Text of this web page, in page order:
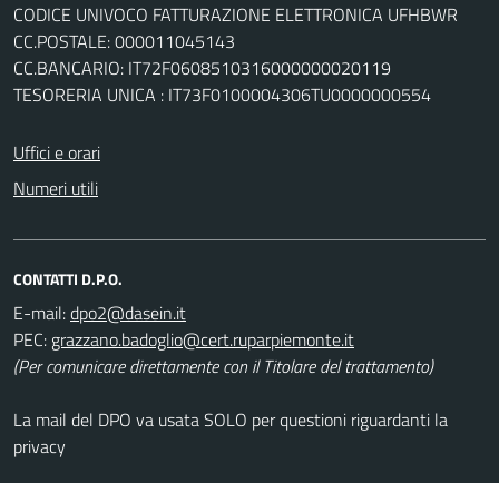
CODICE UNIVOCO FATTURAZIONE ELETTRONICA UFHBWR
CC.POSTALE: 000011045143
CC.BANCARIO: IT72F0608510316000000020119
TESORERIA UNICA : IT73F0100004306TU0000000554
Uffici e orari
Numeri utili
CONTATTI D.P.O.
E-mail:
PEC:
(Per comunicare direttamente con il Titolare del trattamento)
La mail del DPO va usata SOLO per questioni riguardanti la
privacy